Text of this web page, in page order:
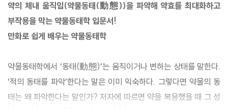
약의 체내 움직임(약물동태(動態))을 파악해 약효를 최대화하고
부작용을 막는 약물동태학 입문서!
만화로 쉽게 배우는 약물동태학
약물동태학에서 ‘동태(動態)’는 움직이거나 변하는 상태를 말한다.
‘적의 동태를 파악’한다는 말은 이미 익숙하다. 그렇다면 약물의 동
태는 왜 파악한다는 말인가? 저자에 따르면 약을 복용했을 때 그 성